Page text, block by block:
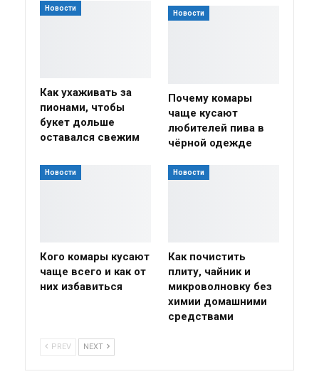
Новости
Как ухаживать за
пионами, чтобы
букет дольше
оставался свежим
Новости
Почему комары
чаще кусают
любителей пива в
чёрной одежде
Новости
Кого комары кусают
чаще всего и как от
них избавиться
Новости
Как почистить
плиту, чайник и
микроволновку без
химии домашними
средствами
PREV NEXT